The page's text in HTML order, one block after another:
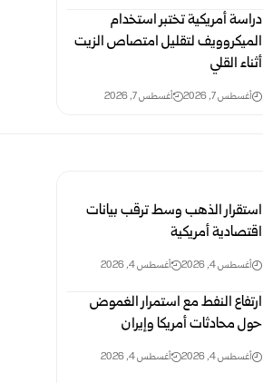
دراسة أمريكية تختبر استخدام
الميكروويف لتقليل امتصاص الزيت
أثناء القلي
أغسطس 7, 2026 أغسطس 7, 2026
استقرار الذهب وسط ترقب بيانات
اقتصادية أمريكية
أغسطس 4, 2026 أغسطس 4, 2026
ارتفاع النفط مع استمرار الغموض
حول محادثات أمريكا وإيران
أغسطس 4, 2026 أغسطس 4, 2026